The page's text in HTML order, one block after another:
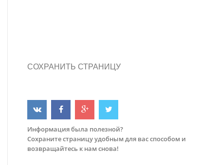
СОХРАНИТЬ СТРАНИЦУ
Информация была полезной?
Сохраните страницу удобным для вас способом и
возвращайтесь к нам снова!